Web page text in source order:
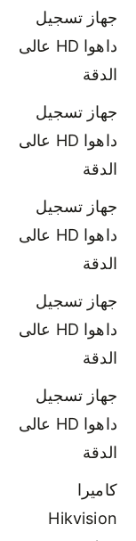
جهاز تسجيل
داهوا HD عالى
الدقة
جهاز تسجيل
داهوا HD عالى
الدقة
جهاز تسجيل
داهوا HD عالى
الدقة
جهاز تسجيل
داهوا HD عالى
الدقة
جهاز تسجيل
داهوا HD عالى
الدقة
كاميرا
Hikvision